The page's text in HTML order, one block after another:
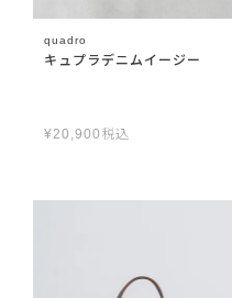
quadro
キュプラデニムイージー
¥20,900 税込